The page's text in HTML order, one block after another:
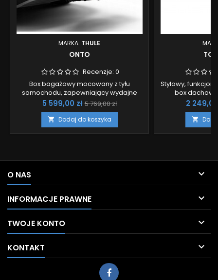
MARKA: THULE
ONTO
Recenzje: 0
Box bagażowy mocowany z tyłu
samochodu, zapewniający wydajne
pakowanie i doskonałą aerodynamikę.
Cena
5 599,00 zł Cena
podstawowa
5 769,00 zł
 Dodaj do koszyka
Stylowy,
box
Cena
2 249,00

O NAS 
INFORMACJE PRAWNE 
TWOJE KONTO 
KONTAKT 